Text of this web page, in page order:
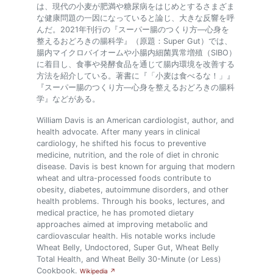
は、現代の小麦が肥満や糖尿病をはじめとするさまざま
な健康問題の一因になっていると論じ、大きな反響を呼
んだ。2021年刊行の『スーパー腸のつくり方―心身を
整えるおどろきの腸科学』（原題：Super Gut）では、
腸内マイクロバイオームや小腸内細菌異常増殖（SIBO）
に着目し、食事や発酵食品を通じて腸内環境を改善する
方法を紹介している。著書に『「小麦は食べるな！」』
『スーパー腸のつくり方―心身を整えるおどろきの腸科
学』などがある。
William Davis is an American cardiologist, author, and
health advocate. After many years in clinical
cardiology, he shifted his focus to preventive
medicine, nutrition, and the role of diet in chronic
disease. Davis is best known for arguing that modern
wheat and ultra-processed foods contribute to
obesity, diabetes, autoimmune disorders, and other
health problems. Through his books, lectures, and
medical practice, he has promoted dietary
approaches aimed at improving metabolic and
cardiovascular health. His notable works include
Wheat Belly, Undoctored, Super Gut, Wheat Belly
Total Health, and Wheat Belly 30-Minute (or Less)
Cookbook. Wikipedia ↗